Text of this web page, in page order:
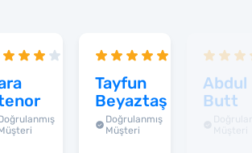
Tayfun
Beyaztaş
Doğrulanmış
Müşteri
Abdul
Butt